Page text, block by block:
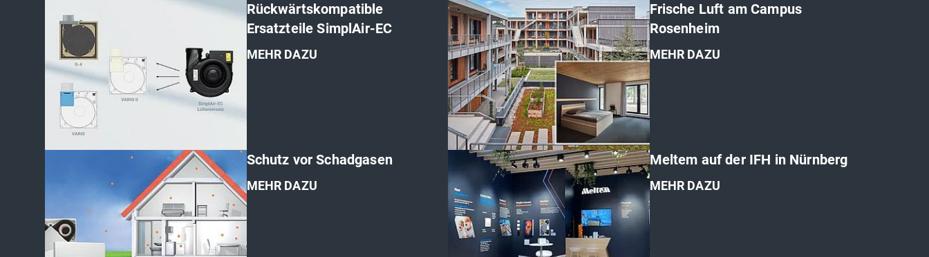
Rückwärtskompatible
Ersatzteile SimplAir-EC
MEHR DAZU
'
Frische Luft am Campus
Rosenheim
MEHR DAZU
Schutz vor Schadgasen
MEHR DAZU
Meltem auf der IFH in Nürnberg
MEHR DAZU